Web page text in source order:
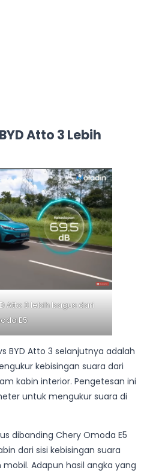
Atto 3 Lebih
Atto 3 lebih bagus dari
E5
BYD Atto 3 selanjutnya adalah
kebisingan suara dari
kabin interior. Pengetesan ini
untuk mengukur suara di
dibanding Chery Omoda E5
dari sisi kebisingan suara
Adapun hasil angka yang